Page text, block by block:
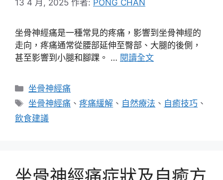
13 4 月, 2025 作者: PONG CHAN
坐骨神經痛是一種常見的疼痛，影響到坐骨神經的
走向，疼痛通常從腰部延伸至臀部、大腿的後側，
甚至影響到小腿和腳踝。 … 閱讀全文
分
類
坐骨神經痛
標
籤
坐骨神經痛 、疼痛緩解 、 自然療法 、 自癒技巧 、
飲食建議